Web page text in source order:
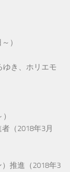
）
ゆき、ホリエモ
（2018年3月
推進（2018年3